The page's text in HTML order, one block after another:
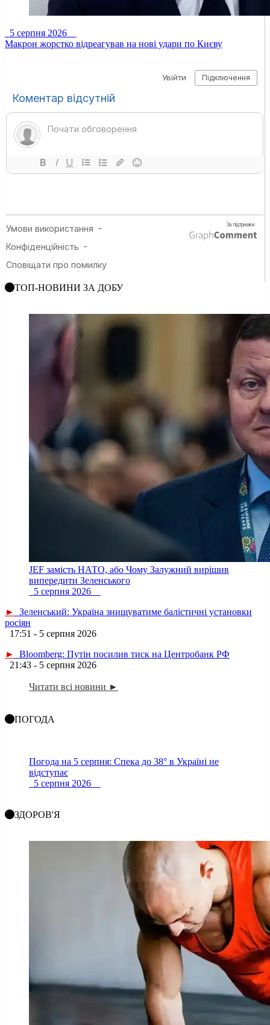
5 серпня 2026
Макрон жорстко відреагував на нові удари по Києву
ТОП-НОВИНИ ЗА ДОБУ
JEF замість НАТО, або Чому Залужний вирішив
випередити Зеленського
5 серпня 2026
►
Зеленський: Україна знищуватиме балістичні установки
росіян
17:51 - 5 серпня 2026
►
Bloomberg: Путін посилив тиск на Центробанк РФ
21:43 - 5 серпня 2026
Читати всі новини ►
ПОГОДА
Погода на 5 серпня: Спека до 38° в Україні не
відступає
5 серпня 2026
ЗДОРОВ'Я